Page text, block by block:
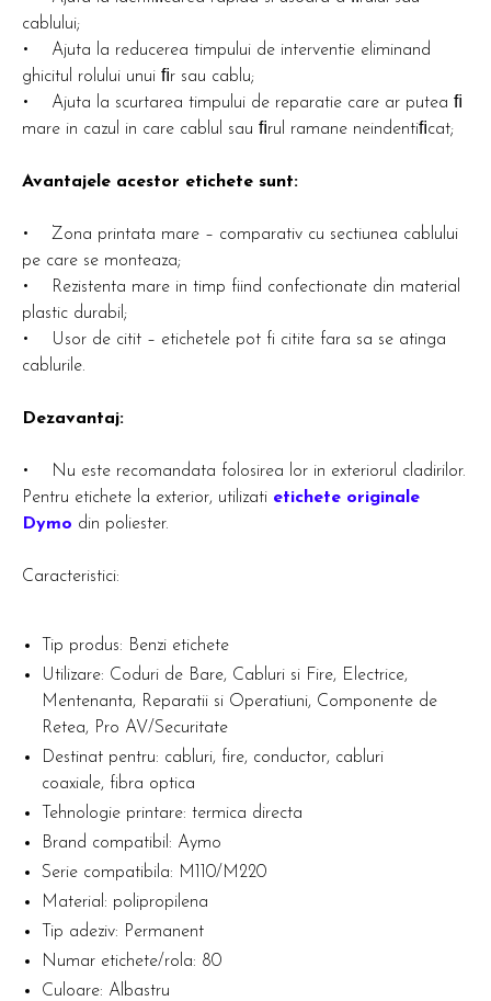
cablului;
• Ajuta la reducerea timpului de interventie eliminand
ghicitul rolului unui ﬁr sau cablu;
• Ajuta la scurtarea timpului de reparatie care ar putea ﬁ
mare in cazul in care cablul sau ﬁrul ramane neindentiﬁcat;
Avantajele acestor etichete sunt:
• Zona printata mare – comparativ cu sectiunea cablului
pe care se monteaza;
• Rezistenta mare in timp fiind confectionate din material
plastic durabil;
• Usor de citit – etichetele pot fi citite fara sa se atinga
cablurile.
Dezavantaj:
• Nu este recomandata folosirea lor in exteriorul cladirilor.
Pentru etichete la exterior, utilizati etichete originale
Dymo din poliester.
Caracteristici:
Tip produs: Benzi etichete
Utilizare: Coduri de Bare, Cabluri si Fire, Electrice,
Mentenanta, Reparatii si Operatiuni, Componente de
Retea, Pro AV/Securitate
Destinat pentru: cabluri, fire, conductor, cabluri
coaxiale, fibra optica
Tehnologie printare: termica directa
Brand compatibil: Aymo
Serie compatibila: M110/M220
Material: polipropilena
Tip adeziv: Permanent
Numar etichete/rola: 80
Culoare: Albastru